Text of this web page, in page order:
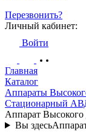
Перезвонить?
Личный кабинет:
Войти
Главная
Каталог
Аппараты
Стационарный
Аппарат
Вы здесь